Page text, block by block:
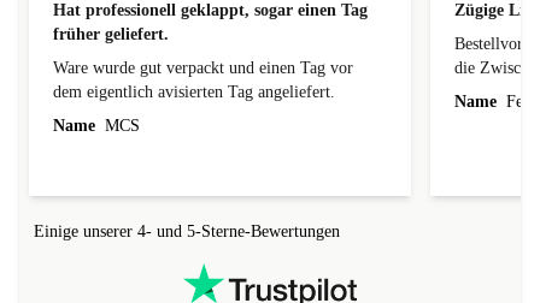
Hat professionell geklappt, sogar einen Tag
früher geliefert.
Ware wurde gut verpackt und einen Tag vor
dem eigentlich avisierten Tag angeliefert.
Name MCS
Zügige
die
Name
Einige unserer 4- und 5-Sterne-Bewertungen